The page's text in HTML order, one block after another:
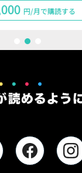
円/月で購読する